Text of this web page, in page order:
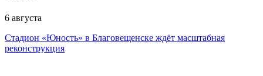
6 августа
Стадион «Юность» в Благовещенске ждёт масштабная
реконструкция